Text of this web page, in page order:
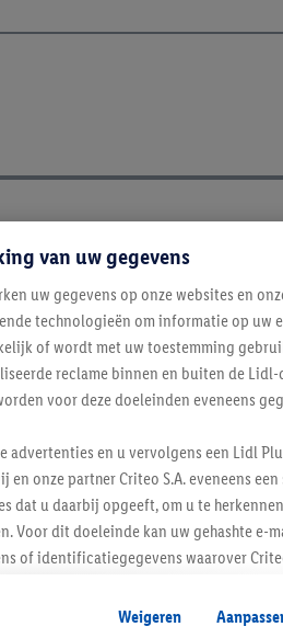
Blijf op de
Inschrijven
van uw gegevens
uw gegevens op onze websites en
technologieën om informatie op uw
of wordt met uw toestemming
reclame binnen en buiten de Lidl-
voor deze doeleinden eveneens
en u vervolgens een Lidl
onze partner Criteo S.A. eveneens
dat u daarbij opgeeft, om u te
Voor dit doeleinde kan uw gehashte e-
of identificatiegegevens waarover
van retargeting, d.w.z. advertenties
Weigeren